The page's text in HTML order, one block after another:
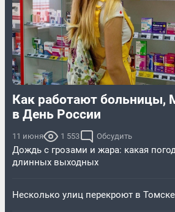
Как работают больницы,
в День России
11 июня 1 553 Обсудить
Дождь с грозами и жара: какая
длинных выходных
Несколько улиц перекроют в